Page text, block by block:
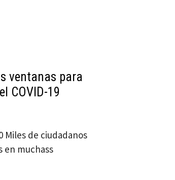
ventanas para
COVID-19
Miles de ciudadanos
en muchass